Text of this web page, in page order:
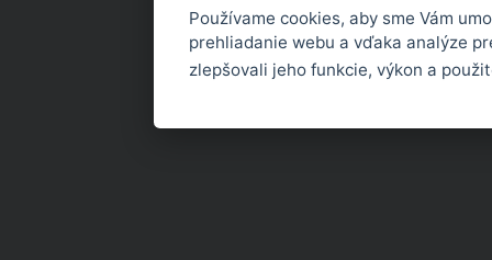
Používame cookies, aby sme Vám
prehliadanie webu a vďaka analýze
zlepšovali jeho funkcie, výkon a